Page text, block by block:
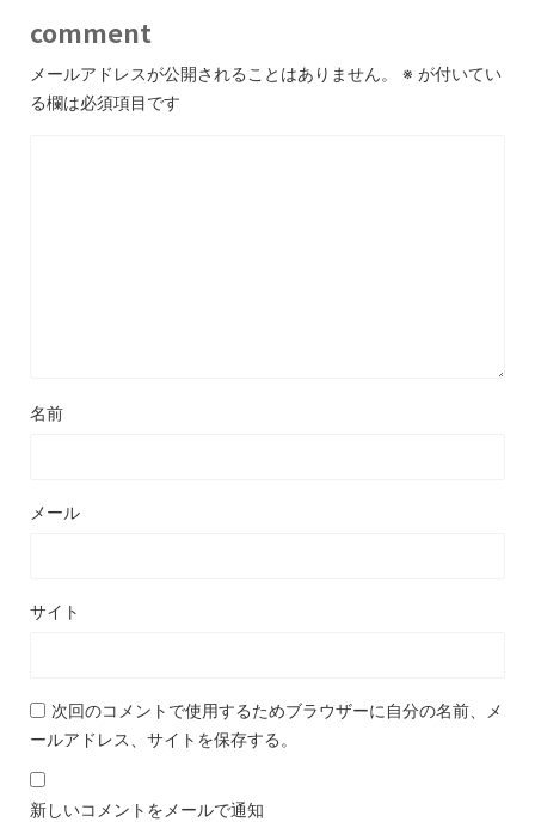
comment
メールアドレスが公開されることはありません。 ※ が付いてい
る欄は必須項目です
名前
メール
サイト
次回のコメントで使用するためブラウザーに自分の名前、メ
ールアドレス、サイトを保存する。
新しいコメントをメールで通知